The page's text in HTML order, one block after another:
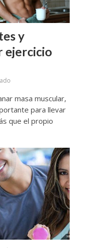
y
ejercicio
masa muscular,
para llevar
que el propio